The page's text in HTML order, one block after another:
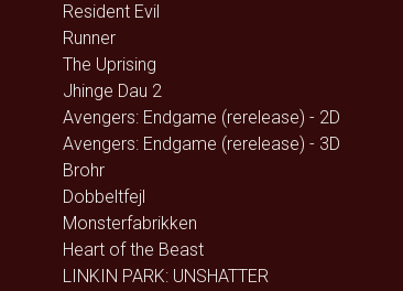
Resident Evil
Runner
The Uprising
Jhinge Dau 2
Avengers: Endgame (rerelease) - 2D
Avengers: Endgame (rerelease) - 3D
Brohr
Dobbeltfejl
Monsterfabrikken
Heart of the Beast
LINKIN PARK: UNSHATTER